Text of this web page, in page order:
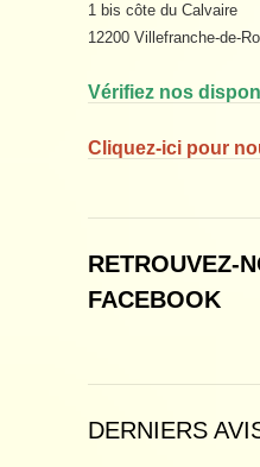
1 bis côte du Calvaire
12200 Villefranche-de-
Vérifiez nos
Cliquez-ici pour
RETROUVEZ-
FACEBOOK
DERNIERS